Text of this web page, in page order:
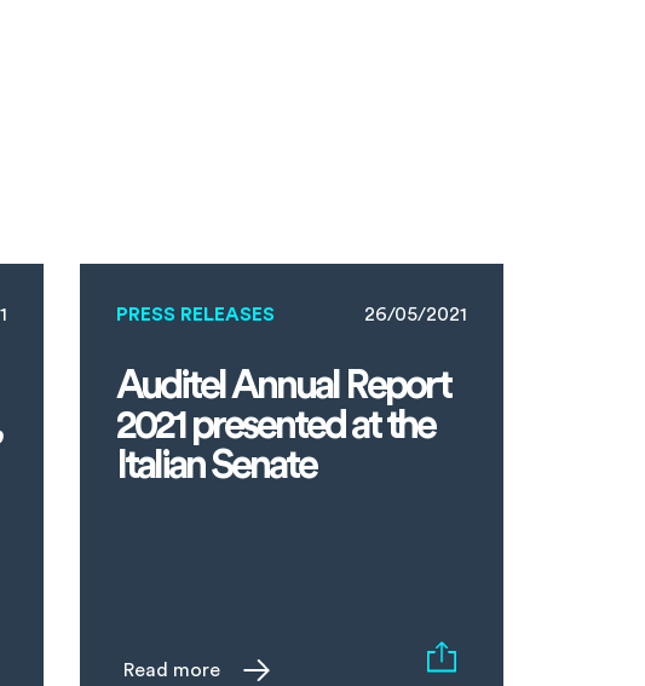
PRESS RELEASES 26/05/2021
Auditel Annual Report
2021 presented at the
Italian Senate
Read more